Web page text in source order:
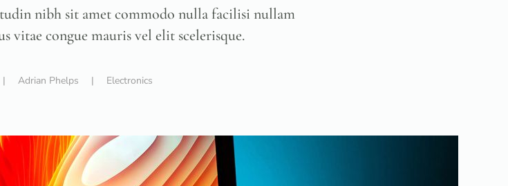
nibh sit amet commodo nulla facilisi nullam
vitae congue mauris vel elit scelerisque.
Phelps | Electronics